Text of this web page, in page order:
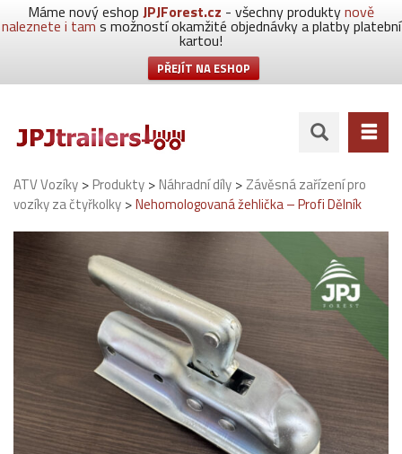
Máme nový eshop JPJForest.cz - všechny produktynově
naleznete i tams možností okamžité objednávky a platby platební
kartou!
PŘEJÍT NA ESHOP
ATV Vozíky >Produkty >Náhradní díly >Závěsná zařízení pro
vozíky za čtyřkolky >Nehomologovaná žehlička – Profi Dělník